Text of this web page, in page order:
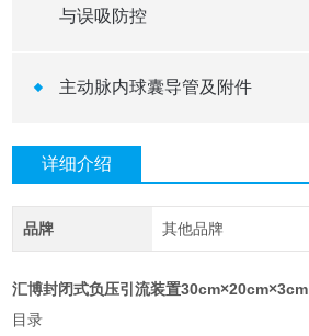
与误吸防控
主动脉内球囊导管及附件
详细介绍
品牌 其他品牌
汇博封闭式负压引流装置30cm×20cm×3cm
目录